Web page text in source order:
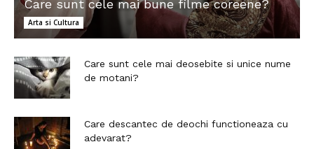
Care sunt cele mai bune filme coreene?
Arta si Cultura
Care sunt cele mai deosebite si unice nume
de motani?
Care descantec de deochi functioneaza cu
adevarat?